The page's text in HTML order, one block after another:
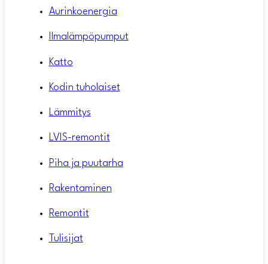
Aurinkoenergia
Ilmalämpöpumput
Katto
Kodin tuholaiset
Lämmitys
LVIS-remontit
Piha ja puutarha
Rakentaminen
Remontit
Tulisijat